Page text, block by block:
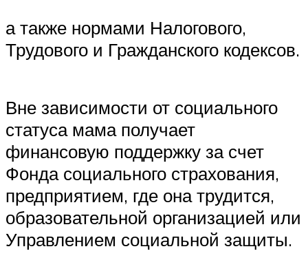
а также нормами Налогового,
Трудового и Гражданского кодексов.
Вне зависимости от социального
статуса мама получает
финансовую поддержку за счет
Фонда социального страхования,
предприятием, где она трудится,
образовательной организацией или
Управлением социальной защиты.